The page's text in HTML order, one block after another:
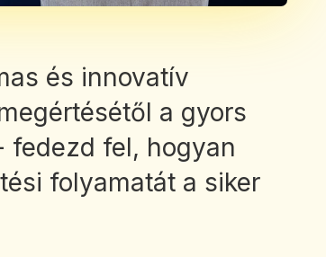
és innovatív
a gyors
fedezd fel, hogyan
folyamatát a siker